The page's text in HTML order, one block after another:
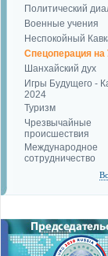
Политический
Военные учения
Неспокойный
Спецоперация на
Шанхайский дух
Игры Будущего -
2024
Туризм
Чрезвычайные
происшествия
Международное
сотрудничество